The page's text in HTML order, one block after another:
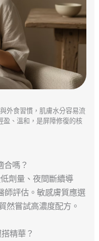
外食習慣，肌膚水分容易流
盈、溫和，是屏障修復的核
合嗎？
劑量、夜間斷續導
師評估。敏感膚質應選
然嘗試高濃度配方。
精華？